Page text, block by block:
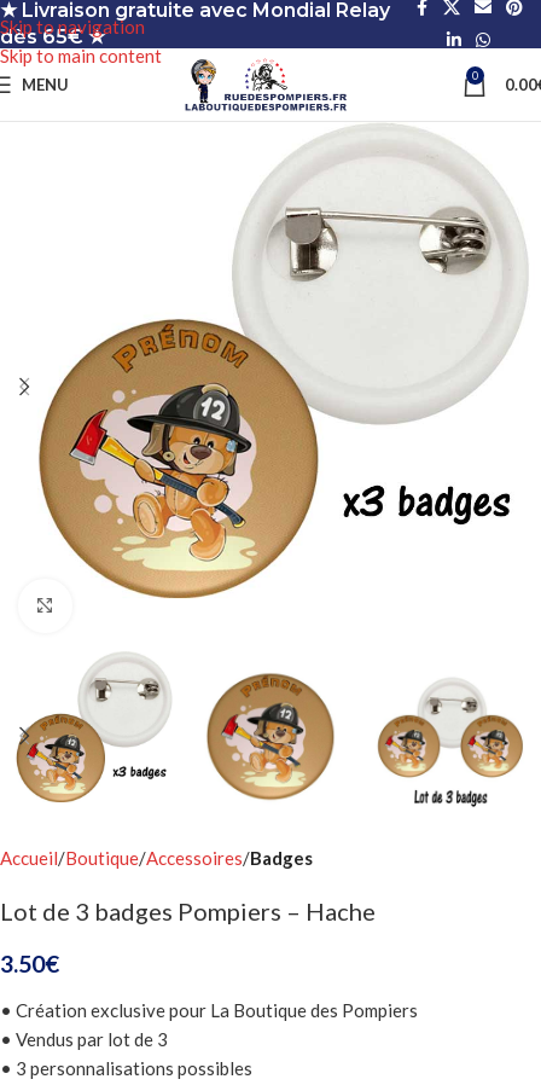
Skip to navigation
Skip to main content
★ Livraison gratuite avec Mondial Relay
dès 65€ ★
MENU 0 0.00
Accueil Boutique Accessoires Badges
Lot de 3 badges Pompiers – Hache
3.50€
• Création exclusive pour La Boutique des Pompiers
• Vendus par lot de 3
• 3 personnalisations possibles